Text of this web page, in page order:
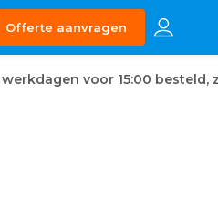
Offerte aanvragen
werkdagen voor 15:00 besteld,